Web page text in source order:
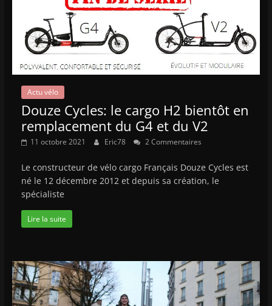
Actu vélo
Douze Cycles: le cargo H2 bientôt en
remplacement du G4 et du V2
11 octobre 2021 Eric78 2 Commentaires
Le constructeur de vélo cargo Français Douze Cycles est
né le 12 décembre 2012 et depuis sa création, le
spécialiste
Lire la suite